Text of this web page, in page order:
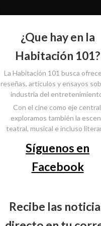
¿Que hay en la
Habitación 101?
La Habitación 101 busca
reseñas, artículos y ensayos
industria del
Con el cine como eje
exploramos también la
teatral, musical e incluso
Síguenos en
Facebook
Recibe las